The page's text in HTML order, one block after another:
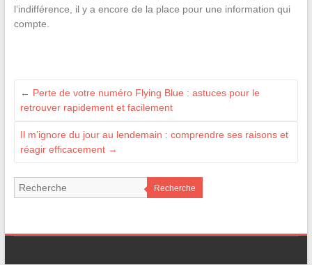
l’indifférence, il y a encore de la place pour une information qui
compte.
← Perte de votre numéro Flying Blue : astuces pour le
retrouver rapidement et facilement
Il m’ignore du jour au lendemain : comprendre ses raisons et
réagir efficacement →
Recherche